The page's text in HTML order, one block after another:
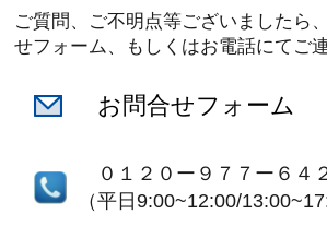
ご質問、ご不明点等ございましたら
せフォーム、もしくはお電話にてご
お問合せフォーム
０１２０ー９７７ー６４
（平日9:00~12:00/